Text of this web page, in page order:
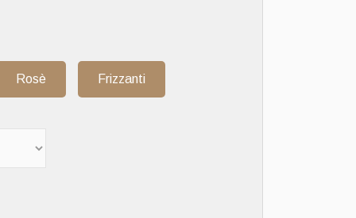
Rosè Frizzanti